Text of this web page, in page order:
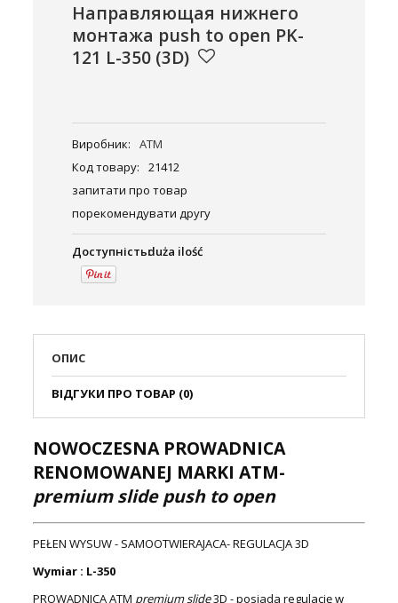
Направляющая нижнего
монтажа push to open PK-
121 L-350 (3D)
Виробник:
ATM
Код товару:
21412
запитати про товар
порекомендувати другу
Доступність:duża ilość
ОПИС
ВІДГУКИ ПРО ТОВАР (0)
NOWOCZESNA PROWADNICA
RENOMOWANEJ MARKI ATM-
premium slide push to open
PEŁEN WYSUW - SAMOOTWIERAJACA- REGULACJA 3D
Wymiar : L-350
PROWADNICA ATM premiumslide3D - posiada regulację w